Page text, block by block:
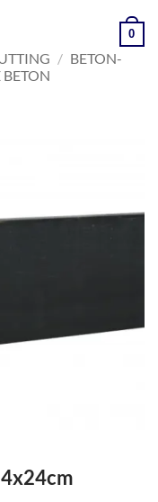
0
/ BETON-
BETON